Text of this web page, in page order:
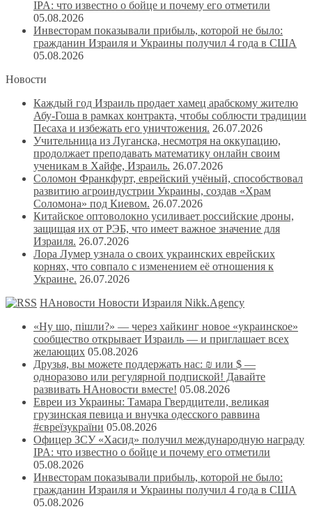
IPA: что известно о бойце и почему его отметили
05.08.2026
Инвесторам показывали прибыль, которой не было:
гражданин Израиля и Украины получил 4 года в США
05.08.2026
Новости
Каждый год Израиль продает хамец арабскому жителю
Абу-Гоша в рамках контракта, чтобы соблюсти традиции
Песаха и избежать его уничтожения. 26.07.2026
Учительница из Луганска, несмотря на оккупацию,
продолжает преподавать математику онлайн своим
ученикам в Хайфе, Израиль. 26.07.2026
Соломон Франкфурт, еврейский учёный, способствовал
развитию агроиндустрии Украины, создав «Храм
Соломона» под Киевом. 26.07.2026
Китайское оптоволокно усиливает российские дроны,
защищая их от РЭБ, что имеет важное значение для
Израиля. 26.07.2026
Лора Лумер узнала о своих украинских еврейских
корнях, что совпало с изменением её отношения к
Украине. 26.07.2026
НАновости Новости Израиля Nikk.Agency
«Ну шо, пішли?» — через хайкинг новое «украинское»
сообщество открывает Израиль — и приглашает всех
желающих 05.08.2026
Друзья, вы можете поддержать нас: ₪ или $ —
одноразово или регулярной подпиской! Давайте
развивать НАновости вместе! 05.08.2026
Евреи из Украины: Тамара Гвердцители, великая
грузинская певица и внучка одесского раввина
#євреїзукраїни 05.08.2026
Офицер ЗСУ «Хасид» получил международную награду
IPA: что известно о бойце и почему его отметили
05.08.2026
Инвесторам показывали прибыль, которой не было:
гражданин Израиля и Украины получил 4 года в США
05.08.2026